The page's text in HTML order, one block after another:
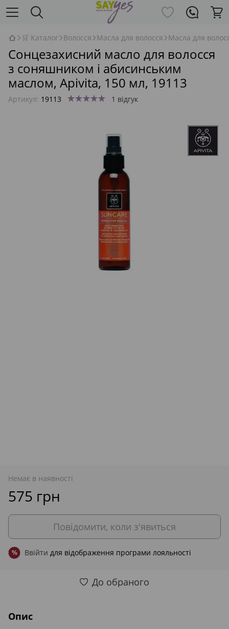
🛒 Каталог Волосся Масла для волосся Масла для
Сонцезахисний масло для волосся
з соняшником і абисинським
маслом, Apivita, 150 мл, 19113
Артикул: 19113 1 відгук
Немає в наявності
575 грн
Повідомити, коли з'явиться
% Ввійти для відображення програми лояльності
До обраного
Опис